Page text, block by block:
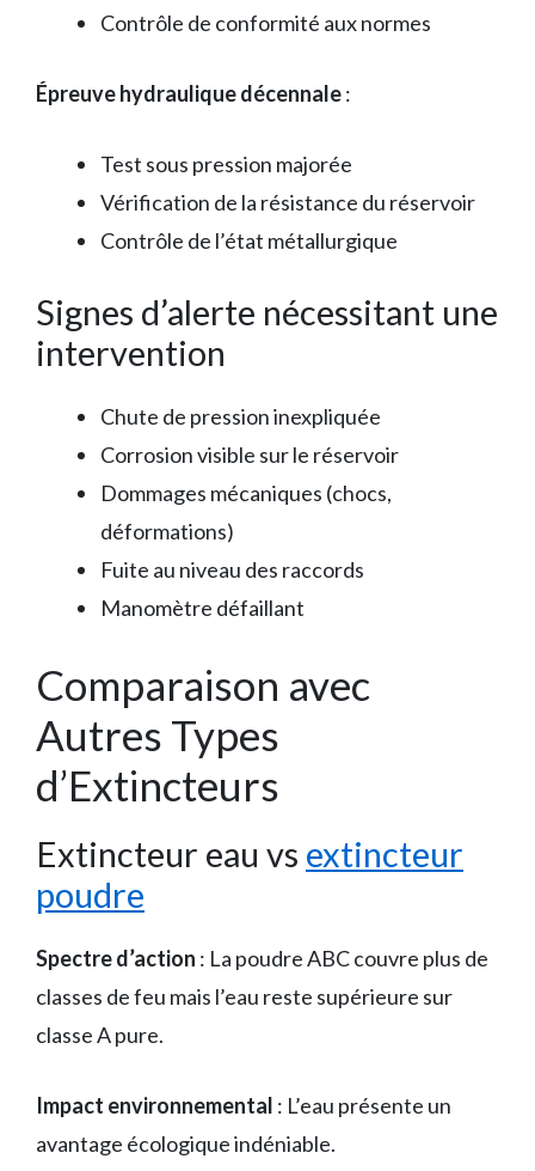
Contrôle de conformité aux normes
Épreuve hydraulique décennale:
Test sous pression majorée
Vérification de la résistance du réservoir
Contrôle de l’état métallurgique
Signes d’alerte nécessitant une
intervention
Chute de pression inexpliquée
Corrosion visible sur le réservoir
Dommages mécaniques (chocs,
déformations)
Fuite au niveau des raccords
Manomètre défaillant
Comparaison avec
Autres Types
d’Extincteurs
Extincteur eau vs extincteur
poudre
Spectre d’action : La poudre ABC couvre plus de
classes de feu mais l’eau reste supérieure sur
classe A pure.
Impact environnemental : L’eau présente un
avantage écologique indéniable.